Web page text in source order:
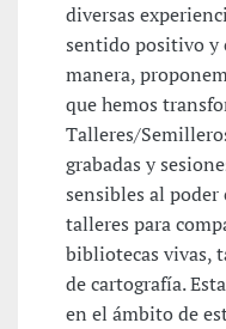
diversas
sentido positivo y
manera,
que hemos
Talleres/
grabadas y
sensibles al poder
talleres para
bibliotecas vivas,
de cartografía.
en el ámbito de